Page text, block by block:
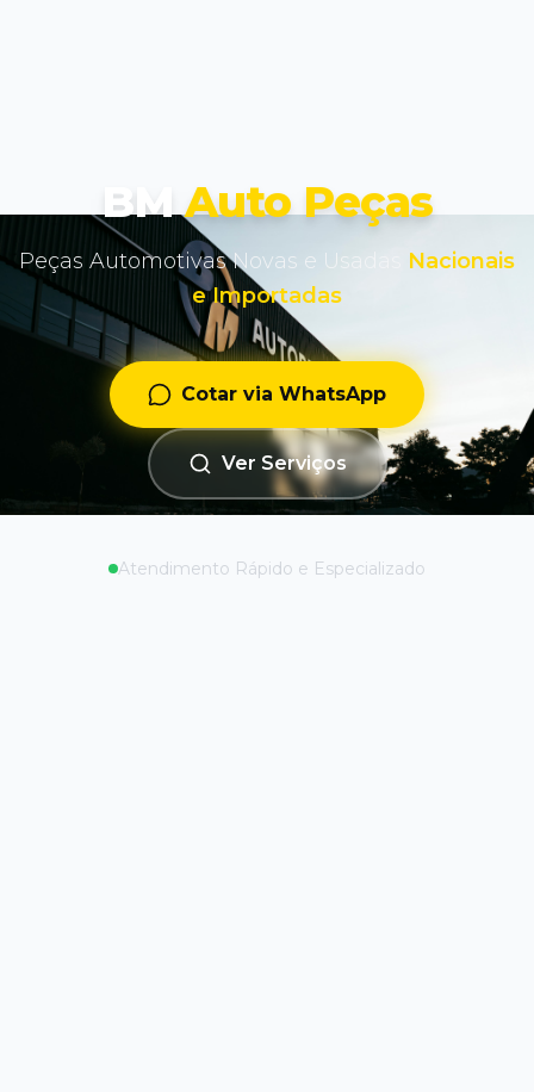
BM Auto Peças
Peças Automotivas Novas e Usadas Nacionais
e Importadas
Cotar via WhatsApp
Ver Serviços
Atendimento Rápido e Especializado